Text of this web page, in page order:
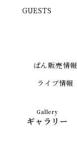
GUESTS
ぱん販売情報
ライブ情報
ギャラリー